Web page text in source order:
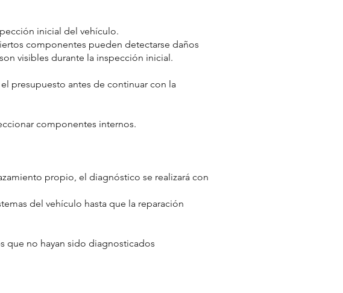
inicial del vehículo.
componentes pueden detectarse daños
visibles durante la inspección inicial.
presupuesto antes de continuar con la
componentes internos.
propio, el diagnóstico se realizará con
del vehículo hasta que la reparación
que no hayan sido diagnosticados